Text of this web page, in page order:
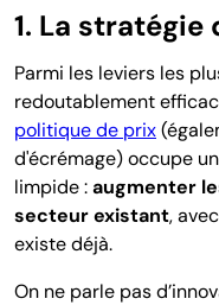
1. La stratégie
Parmi les leviers les
redoutablement
politique de prix
d'écrémage) occupe
limpide :augmenter
secteur existant,
existe déjà.
On ne parle pas